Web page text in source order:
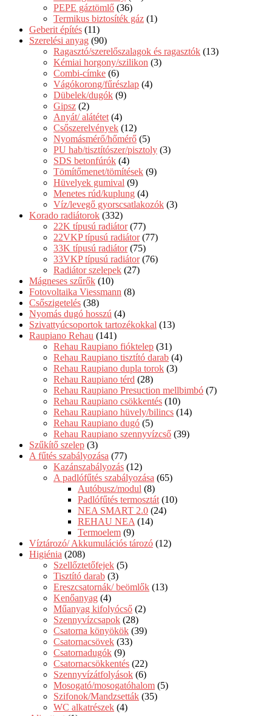
PEPE gáztömlő (36)
Termikus biztosíték gáz (1)
Geberit építés (11)
Szerelési anyag (90)
Ragasztó/szerelőszalagok és ragasztók (13)
Kémiai horgony/szilikon (3)
Combi-címke (6)
Vágókorong/fűrészlap (4)
Dübelek/dugók (9)
Gipsz (2)
Anyát/ alátétet (4)
Csőszerelvények (12)
Nyomásmérő/hőmérő (5)
PU hab/tisztítószer/pisztoly (3)
SDS betonfúrók (4)
Tömítőmenet/tömítések (9)
Hüvelyek gumival (9)
Menetes rúd/kuplung (4)
Víz/levegő gyorscsatlakozók (3)
Korado radiátorok (332)
22K típusú radiátor (77)
22VKP típusú radiátor (77)
33K típusú radiátor (75)
33VKP típusú radiátor (76)
Radiátor szelepek (27)
Mágneses szűrők (10)
Fotovoltaika Viessmann (8)
Csőszigetelés (38)
Nyomás dugó hosszú (4)
Szivattyúcsoportok tartozékokkal (13)
Raupiano Rehau (141)
Rehau Raupiano fióktelep (31)
Rehau Raupiano tisztító darab (4)
Rehau Raupiano dupla torok (3)
Rehau Raupiano térd (28)
Rehau Raupiano Presuction mellbimbó (7)
Rehau Raupiano csökkentés (10)
Rehau Raupiano hüvely/bilincs (14)
Rehau Raupiano dugó (5)
Rehau Raupiano szennyvízcső (39)
Szűkítő szelep (3)
A fűtés szabályozása (77)
Kazánszabályozás (12)
A padlófűtés szabályozása (65)
Autóbusz/modul (8)
Padlófűtés termosztát (10)
NEA SMART 2.0 (24)
REHAU NEA (14)
Termoelem (9)
Víztározó/ Akkumulációs tározó (12)
Higiénia (208)
Szellőztetőfejek (5)
Tisztító darab (3)
Ereszcsatornák/ beömlők (13)
Kenőanyag (4)
Műanyag kifolyócső (2)
Szennyvízcsapok (28)
Csatorna könyökök (39)
Csatornacsövek (33)
Csatornadugók (9)
Csatornacsökkentés (22)
Szennyvízátfolyások (6)
Mosogató/mosogatóhalom (5)
Szifonok/Mandzsetták (35)
WC alkatrészek (4)